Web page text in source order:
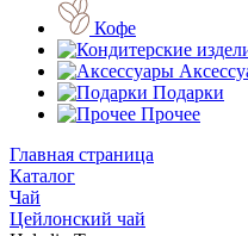
Кофе
Подарки
Прочее
Главная страница
Каталог
Чай
Цейлонский чай